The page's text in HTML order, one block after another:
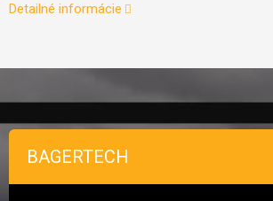
Detailné informácie
BAGERTECH